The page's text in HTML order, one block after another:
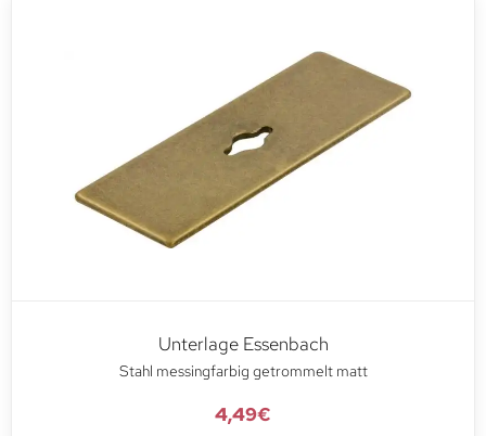
Unterlage Essenbach
Stahl messingfarbig getrommelt matt
4,49€